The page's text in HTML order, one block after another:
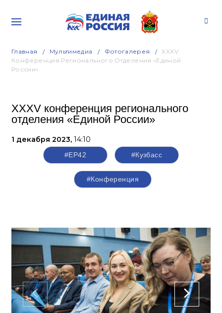
Главная Мультимедиа Фотогалерея
XXXV
Конференция Регионального Отделения «Единой
России»
XXXV конференция регионального
отделения «Единой России»
1 декабря 2023, 14:10
#ЕР42 #Кузбасс
#Конференция